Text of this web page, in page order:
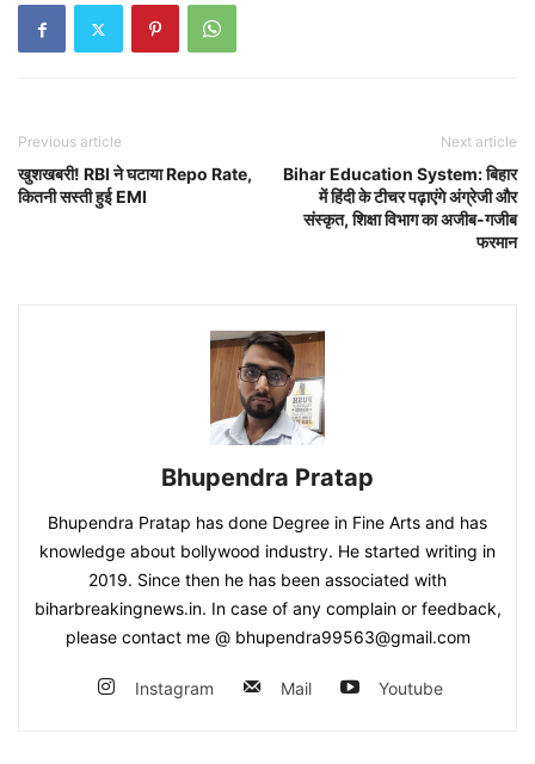
Previous article
खुशखबरी! RBI ने घटाया Repo Rate,
कितनी सस्ती हुई EMI
Next article
Bihar Education System: बिहार
में हिंदी के टीचर पढ़ाएंगे अंग्रेजी और
संस्कृत, शिक्षा विभाग का अजीब-गजीब
फरमान
Bhupendra Pratap
Bhupendra Pratap has done Degree in Fine Arts and has
knowledge about bollywood industry. He started writing in
2019. Since then he has been associated with
biharbreakingnews.in. In case of any complain or feedback,
please contact me @ bhupendra99563@gmail.com
Instagram Mail Youtube